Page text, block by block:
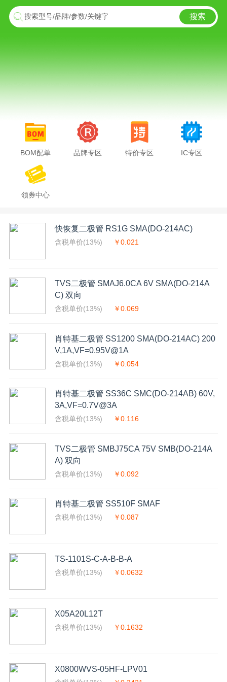
搜索型号/品牌/参数/关键字 搜索
BOM配单 品牌专区 特价专区 IC专区
领券中心
快恢复二极管 RS1G SMA(DO-214AC)
含税单价(13%) ￥0.021
TVS二极管 SMAJ6.0CA 6V SMA(DO-214A
C) 双向
含税单价(13%) ￥0.069
肖特基二极管 SS1200 SMA(DO-214AC) 200
V,1A,VF=0.95V@1A
含税单价(13%) ￥0.054
肖特基二极管 SS36C SMC(DO-214AB) 60V,
3A,VF=0.7V@3A
含税单价(13%) ￥0.116
TVS二极管 SMBJ75CA 75V SMB(DO-214A
A) 双向
含税单价(13%) ￥0.092
肖特基二极管 SS510F SMAF
含税单价(13%) ￥0.087
TS-1101S-C-A-B-B-A
含税单价(13%) ￥0.0632
X05A20L12T
含税单价(13%) ￥0.1632
X0800WVS-05HF-LPV01